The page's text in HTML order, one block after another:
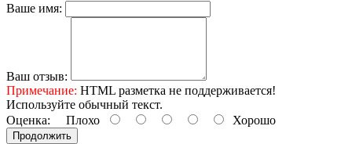
Ваше имя:
Ваш отзыв:
Примечание: HTML разметка не поддерживается!
Используйте обычный текст.
Оценка: Плохо Хорошо
Продолжить